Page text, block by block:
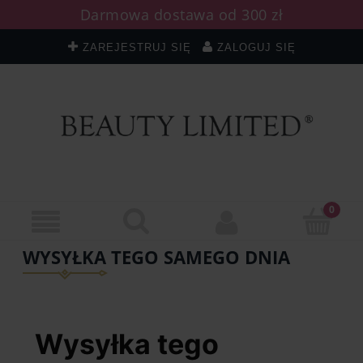
Darmowa dostawa od 300 zł
ZAREJESTRUJ SIĘ ZALOGUJ SIĘ
WYSYŁKA TEGO SAMEGO DNIA
Wysyłka tego